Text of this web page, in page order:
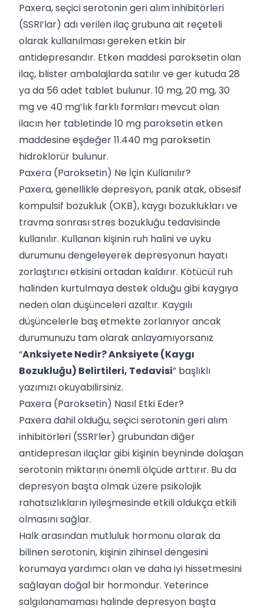
Paxera, seçici serotonin geri alım inhibitörleri
(SSRI’lar) adı verilen ilaç grubuna ait reçeteli
olarak kullanılması gereken etkin bir
antidepresandır. Etken maddesi paroksetin olan
ilaç, blister ambalajlarda satılır ve ger kutuda 28
ya da 56 adet tablet bulunur. 10 mg, 20 mg, 30
mg ve 40 mg’lık farklı formları mevcut olan
ilacın her tabletinde 10 mg paroksetin etken
maddesine eşdeğer 11.440 mg paroksetin
hidroklorür bulunur.
Paxera (Paroksetin) Ne İçin Kullanılır?
Paxera, genellikle depresyon, panik atak, obsesif
kompulsif bozukluk (OKB), kaygı bozuklukları ve
travma sonrası stres bozukluğu tedavisinde
kullanılır. Kullanan kişinin ruh halini ve uyku
durumunu dengeleyerek depresyonun hayatı
zorlaştırıcı etkisini ortadan kaldırır. Kötücül ruh
halinden kurtulmaya destek olduğu gibi kaygıya
neden olan düşünceleri azaltır. Kaygılı
düşüncelerle baş etmekte zorlanıyor ancak
durumunuzu tam olarak anlayamıyorsanız
“Anksiyete Nedir? Anksiyete (Kaygı
Bozukluğu) Belirtileri, Tedavisi” başlıklı
yazımızı okuyabilirsiniz.
Paxera (Paroksetin) Nasıl Etki Eder?
Paxera dahil olduğu, seçici serotonin geri alım
inhibitörleri (SSRI’ler) grubundan diğer
antidepresan ilaçlar gibi kişinin beyninde dolaşan
serotonin miktarını önemli ölçüde arttırır. Bu da
depresyon başta olmak üzere psikolojik
rahatsızlıkların iyileşmesinde etkili oldukça etkili
olmasını sağlar.
Halk arasından mutluluk hormonu olarak da
bilinen serotonin, kişinin zihinsel dengesini
korumaya yardımcı olan ve daha iyi hissetmesini
sağlayan doğal bir hormondur. Yeterince
salgılanamaması halinde depresyon başta